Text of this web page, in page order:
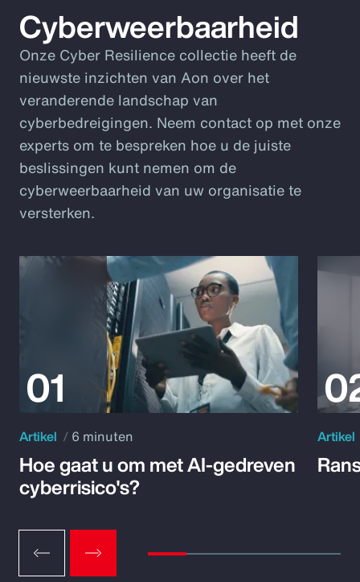
Cyberweerbaarheid
Onze Cyber Resilience collectie heeft de
nieuwste inzichten van Aon over het
veranderende landschap van
cyberbedreigingen. Neem contact op met onze
experts om te bespreken hoe u de juiste
beslissingen kunt nemen om de
cyberweerbaarheid van uw organisatie te
versterken.
Artikel 6 minuten
Hoe gaat u om met AI-gedreven
cyberrisico's?
Artikel